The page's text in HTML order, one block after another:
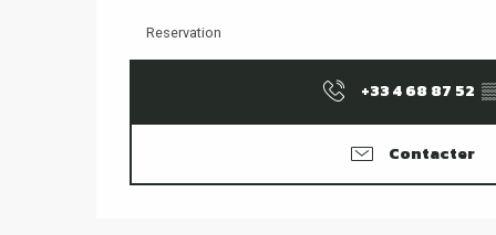
Reservation
+33 4 68 87 52
Contacter